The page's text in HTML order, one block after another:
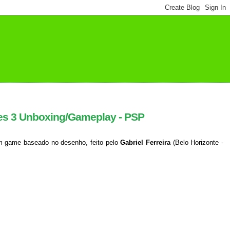
3 Unboxing/Gameplay - PSP
game baseado no desenho, feito peloGabriel Ferreira(Belo Horizonte -